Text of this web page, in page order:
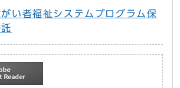
い者福祉システムプログラム保